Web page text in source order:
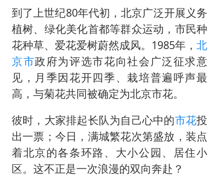
到了上世纪80年代初，北京广泛开展义务
植树、绿化美化首都等群众运动，市民种
花种草、爱花爱树蔚然成风。1985年，北
京市政府为评选市花向社会广泛征求意
见，月季因花开四季、栽培普遍呼声最
高，与菊花共同被确定为北京市花。
彼时，大家排起长队为自己心中的市花投
出一票；今日，满城繁花次第盛放，装点
着北京的各条环路、大小公园、居住小
区。这不正是一次浪漫的双向奔赴？